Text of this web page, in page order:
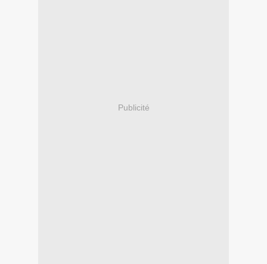
Publicité